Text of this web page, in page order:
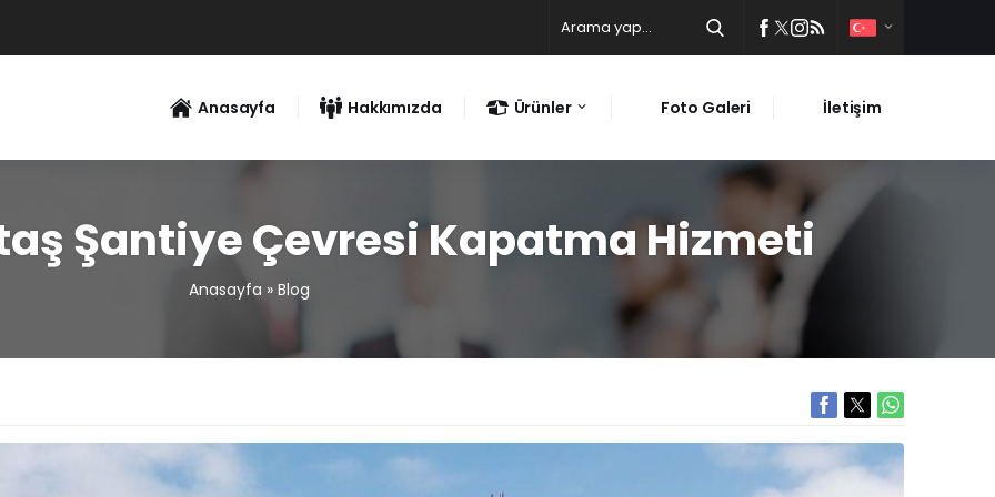
Anasayfa Hakkımızda Ürünler Foto Galeri İletişim
Şantiye Çevresi Kapatma Hizmeti
Anasayfa » Blog